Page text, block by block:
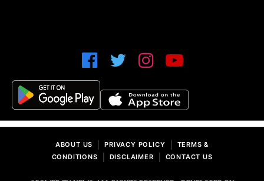
ABOUT US PRIVACY POLICY
TERMS &
CONDITIONS
DISCLAIMER CONTACT US